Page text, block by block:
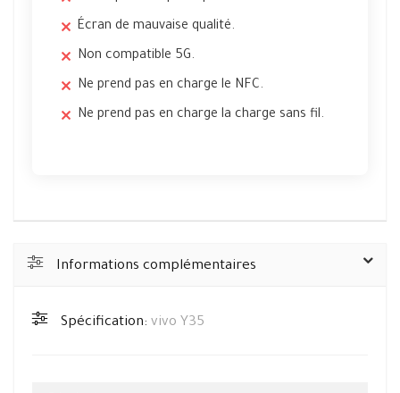
Écran de mauvaise qualité.
Non compatible 5G.
Ne prend pas en charge le NFC.
Ne prend pas en charge la charge sans fil.
Informations complémentaires
Spécification: vivo Y35